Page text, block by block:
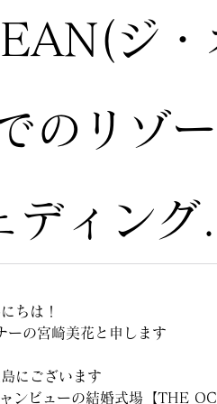
ジ・
のリゾ
ディン
ちは！
ーの宮崎美花と申します
にございます
ンビューの結婚式場【THE